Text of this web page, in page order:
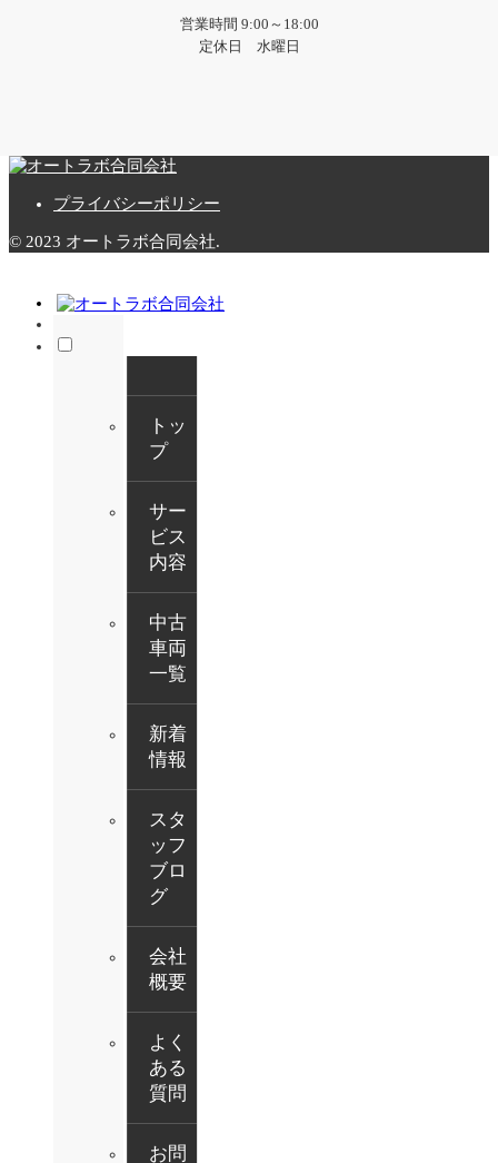
営業時間 9:00～18:00
定休日 水曜日
プライバシーポリシー
© 2023 オートラボ合同会社.
トッ
プ
サー
ビス
内容
中古
車両
一覧
新着
情報
スタ
ッフ
ブロ
グ
会社
概要
よく
ある
質問
お問